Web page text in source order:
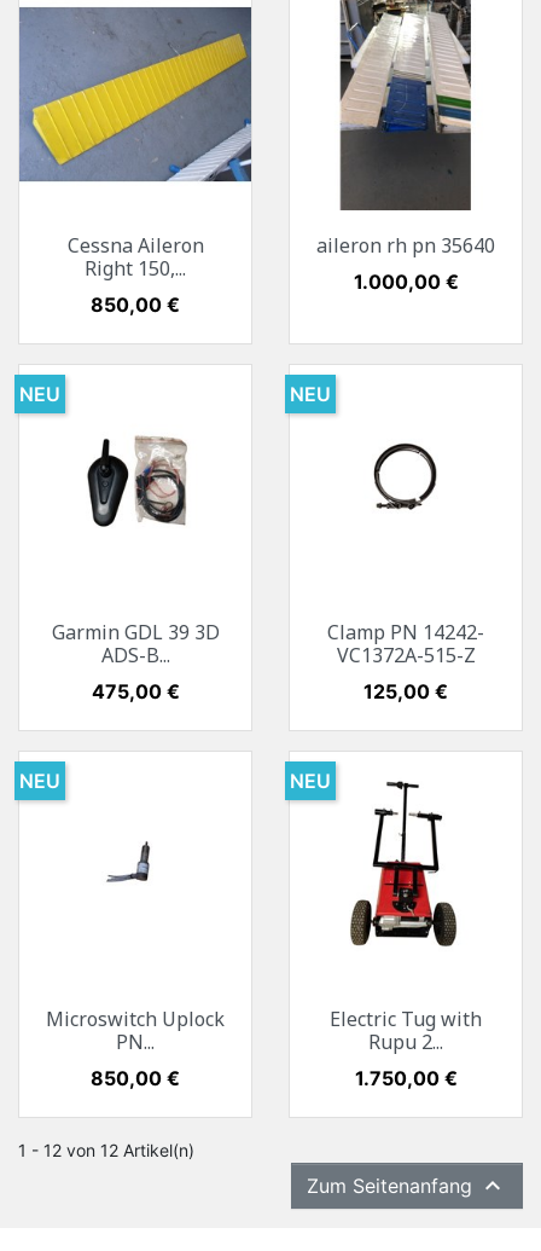
Cessna Aileron
Right 150,...
Preis
850,00 €
aileron rh pn 35640
Preis
1.000,00 €
Garmin GDL 39 3D
ADS-B...
Preis
475,00 €
NEU
Clamp PN 14242-
VC1372A-515-Z
Preis
125,00 €
NEU
Microswitch Uplock
PN...
Preis
850,00 €
NEU
Electric Tug with
Rupu 2...
Preis
1.750,00 €
NEU
1 - 12 von 12 Artikel(n)
Zum Seitenanfang 